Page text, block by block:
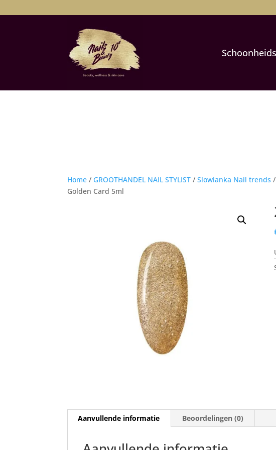
Home / GROOTHANDEL NAIL STYLIST /Slowianka Nail trends
Golden Card 5ml
Aanvullende informatie Beoordelingen (0)